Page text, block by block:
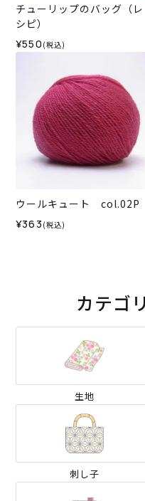
チューリップのバッグ（レ
シピ）
¥550 (税込)
ウールキュート col.02P
¥363 (税込)
カテゴ
生地
刺し子